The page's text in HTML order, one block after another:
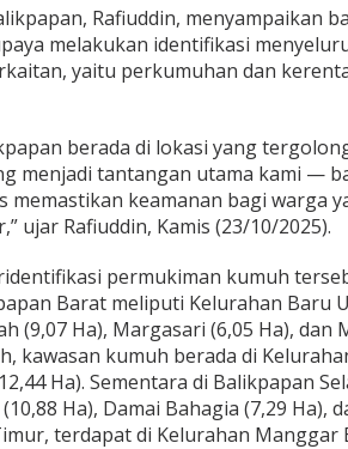
Rafiuddin, menyampaikan
melakukan identifikasi
yaitu perkumuhan dan
berada di lokasi yang
menjadi tantangan utama kami —
memastikan keamanan bagi warga
ujar Rafiuddin, Kamis (23/10/2025).
permukiman kumuh
Barat meliputi Kelurahan Baru
(9,07 Ha), Margasari (6,05 Ha), dan
kawasan kumuh berada di
Ha). Sementara di Balikpapan
Ha), Damai Bahagia (7,29 Ha),
terdapat di Kelurahan Manggar